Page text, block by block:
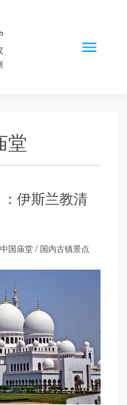
堂
伊斯兰教清
中国庙堂 / 国内古镇景点